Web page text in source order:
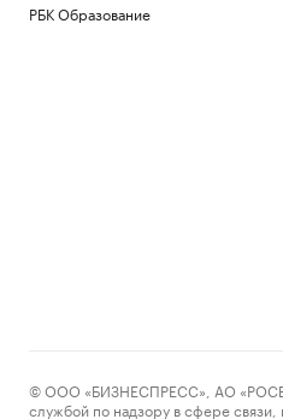
РБК Образование
© ООО «БИЗНЕСПРЕСС», АО
службой по надзору в сфере